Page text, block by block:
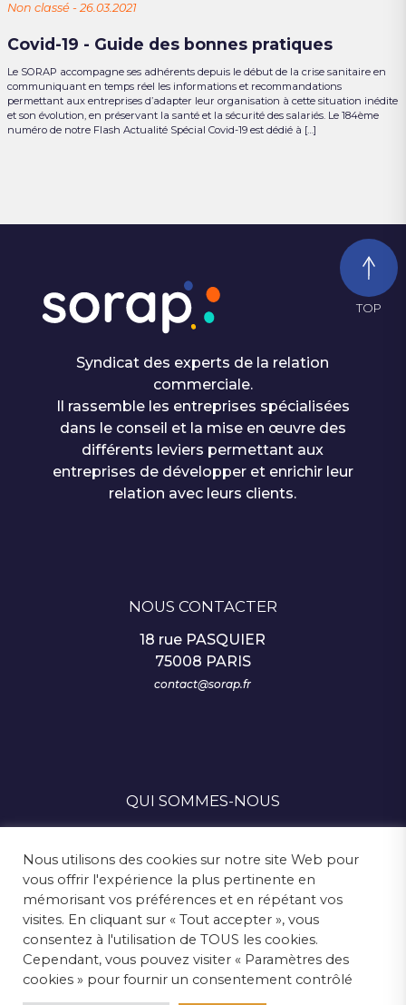
Non classé - 26.03.2021
Covid-19 - Guide des bonnes pratiques
Le SORAP accompagne ses adhérents depuis le début de la crise sanitaire en
communiquant en temps réel les informations et recommandations
permettant aux entreprises d’adapter leur organisation à cette situation inédite
et son évolution, en préservant la santé et la sécurité des salariés. Le 184ème
numéro de notre Flash Actualité Spécial Covid-19 est dédié à […]
TOP
Syndicat des experts de la relation
commerciale.
Il rassemble les entreprises spécialisées
dans le conseil et la mise en œuvre des
différents leviers permettant aux
entreprises de développer et enrichir leur
relation avec leurs clients.
NOUS CONTACTER
18 rue PASQUIER
75008 PARIS
contact@sorap.fr
QUI SOMMES-NOUS
MENTIONS LÉGALES
ESPACE PRESSE
Nous utilisons des cookies sur notre site Web pour
vous offrir l'expérience la plus pertinente en
mémorisant vos préférences et en répétant vos
visites. En cliquant sur « Tout accepter », vous
consentez à l'utilisation de TOUS les cookies.
Cependant, vous pouvez visiter « Paramètres des
cookies » pour fournir un consentement contrôlé